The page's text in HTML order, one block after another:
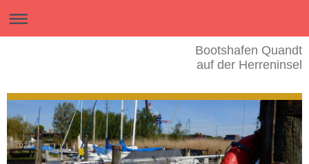
Bootshafen Quandt
auf der Herreninsel